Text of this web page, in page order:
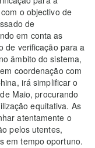
o objectivo de
de
em conta as
de verificação para a
âmbito do sistema,
coordenação com
irá simplificar o
Maio, procurando
equitativa. As
atentamente o
pelos utentes,
em tempo oportuno.